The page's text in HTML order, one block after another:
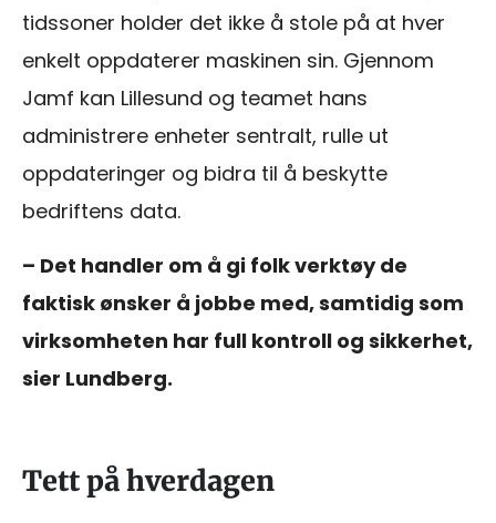
tidssoner holder det ikke å stole på at hver
enkelt oppdaterer maskinen sin. Gjennom
Jamf kan Lillesund og teamet hans
administrere enheter sentralt, rulle ut
oppdateringer og bidra til å beskytte
bedriftens data.
– Det handler om å gi folk verktøy de
faktisk ønsker å jobbe med, samtidig som
virksomheten har full kontroll og sikkerhet,
sier Lundberg.
Tett på hverdagen